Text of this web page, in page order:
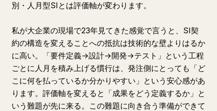
別・人月型SIとは評価軸が変わります。
私が大企業の現場で23年見てきた感覚で言うと、SI契
約の構造を変えることへの抵抗は技術的な壁よりはるか
に高い。「要件定義→設計→開発→テスト」という工程
ごとに人月を積み上げる慣行は、発注側にとっても「ど
こに何を払っているか分かりやすい」という安心感があ
ります。評価軸を変えると「成果をどう定義するか」と
いう難題が先に来る。この難題に向き合う準備ができて